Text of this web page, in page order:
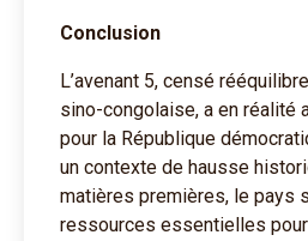
Conclusion
L’avenant 5, censé
sino-congolaise, a en réalité
pour la République
un contexte de hausse
matières premières, le pays
ressources essentielles